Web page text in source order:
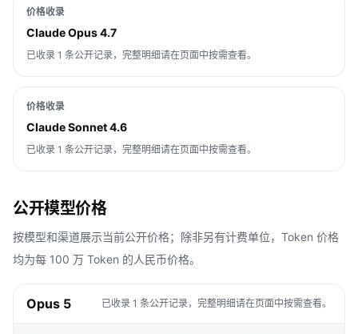
价格收录
Claude Opus 4.7
已收录 1 条公开记录，完整明细请在页面中按需查看。
价格收录
Claude Sonnet 4.6
已收录 1 条公开记录，完整明细请在页面中按需查看。
公开模型价格
按模型和渠道展示当前公开价格；除非另有计费单位，Token 价格
均为每 100 万 Token 的人民币价格。
Opus 5 已收录 1 条公开记录，完整明细请在页面中按需查看。